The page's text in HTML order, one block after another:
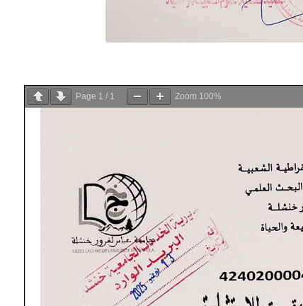
Page 1 / 1 Zoom 100%